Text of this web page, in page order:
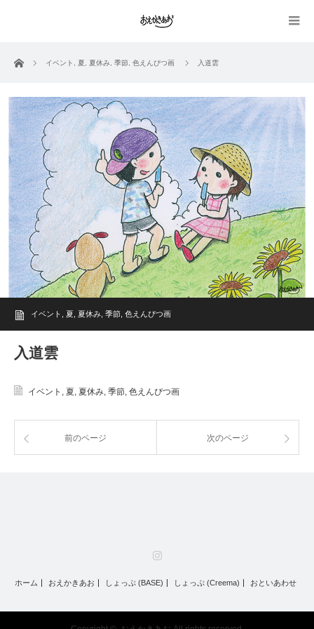
ホーム イベント 夏 夏休み 季節 色えんぴつ画 入道雲
イベント 夏 夏休み 季節 色えんぴつ画
入道雲
イベント , 夏, 夏休み, 季節, 色えんぴつ画
前のページ 次のページ
ホーム おえかきあお しょっぷ (BASE) しょっぷ (Creema) おといあわせ